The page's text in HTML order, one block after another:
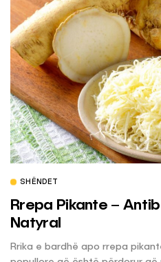
SHËNDET
Rrepa Pikante –
Natyral
Rrika e bardhë apo rrepa